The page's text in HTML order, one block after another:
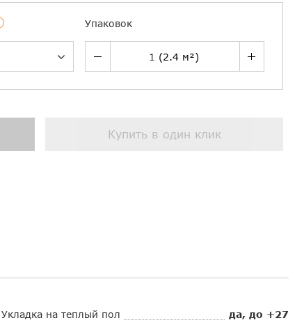
Упаковок
Купить в один клик
Укладка на теплый пол да, до +27